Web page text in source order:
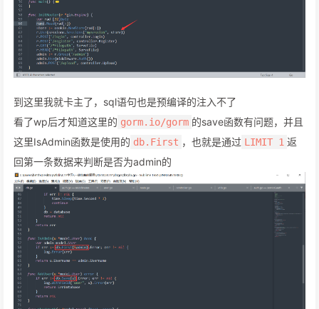
到这里我就卡主了，sql语句也是预编译的注入不了
看了wp后才知道这里的 gorm.io/gorm 的save函数有问题，并且
这里IsAdmin函数是使用的 db.First ，也就是通过 LIMIT 1 返
回第一条数据来判断是否为admin的